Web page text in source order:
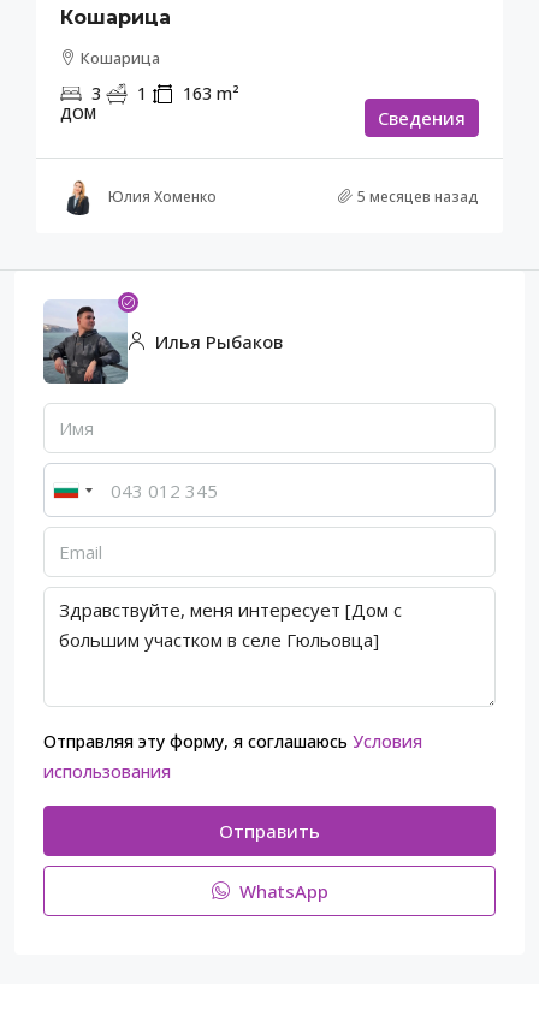
Кошарица
Кошарица
3 1 163 m²
ДОМ Cведения
Юлия Хоменко 5 месяцев назад
Илья Рыбаков
Отправляя эту форму, я соглашаюсь Условия
использования
Отправить
WhatsApp